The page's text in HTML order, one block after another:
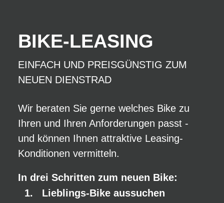
BIKE-LEASING
EINFACH UND PREISGÜNSTIG ZUM
NEUEN DIENSTRAD
Wir beraten Sie gerne welches Bike zu
Ihren und Ihren Anforderungen passt -
und können Ihnen attraktive Leasing-
Konditionen vermitteln.
In drei Schritten zum neuen Bike:
Lieblings-Bike aussuchen